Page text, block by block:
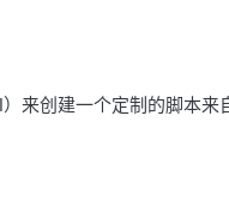
来创建一个定制的脚本来